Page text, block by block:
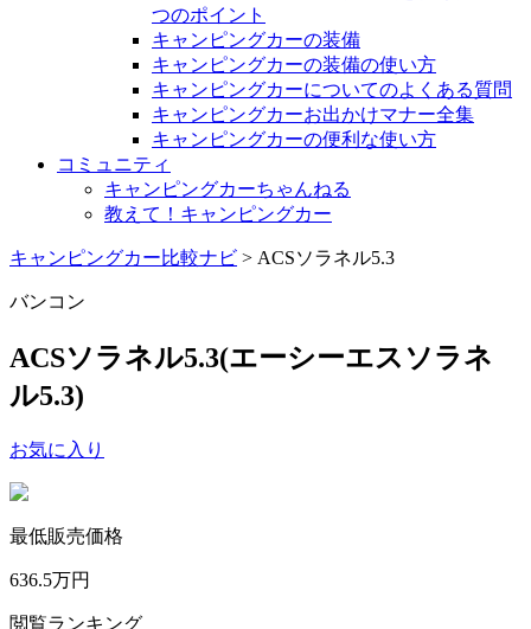
つのポイント
キャンピングカーの装備
キャンピングカーの装備の使い方
キャンピングカーについてのよくある質問
キャンピングカーお出かけマナー全集
キャンピングカーの便利な使い方
コミュニティ
キャンピングカーちゃんねる
教えて！キャンピングカー
キャンピングカー比較ナビ > ACSソラネル5.3
バンコン
ACSソラネル5.3(エーシーエスソラネ
ル5.3)
お気に入り
最低販売価格
636.5万円
閲覧ランキング